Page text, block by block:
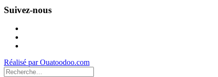
Suivez-nous
Réalisé par Ouatoodoo.com
Recherche